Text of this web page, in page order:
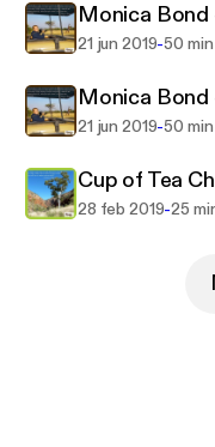
Monica
21 jun 2019-50 min
Monica
21 jun 2019-50 min
Cup of Tea
28 feb 2019-25